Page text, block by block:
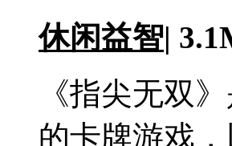
休闲益智|
《指尖无双
的卡牌游戏